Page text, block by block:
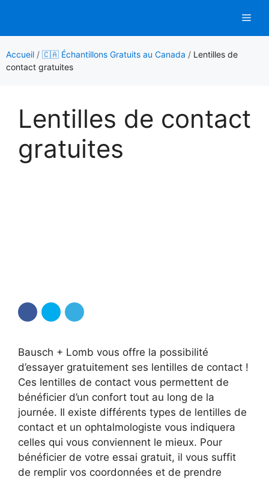
contenu
Accueil / 🇨🇦 Échantillons Gratuits au Canada / Lentilles de
contact gratuites
Lentilles de contact
gratuites
Bausch + Lomb vous offre la possibilité
d’essayer gratuitement ses lentilles de contact !
Ces lentilles de contact vous permettent de
bénéficier d’un confort tout au long de la
journée. Il existe différents types de lentilles de
contact et un ophtalmologiste vous indiquera
celles qui vous conviennent le mieux. Pour
bénéficier de votre essai gratuit, il vous suffit
de remplir vos coordonnées et de prendre